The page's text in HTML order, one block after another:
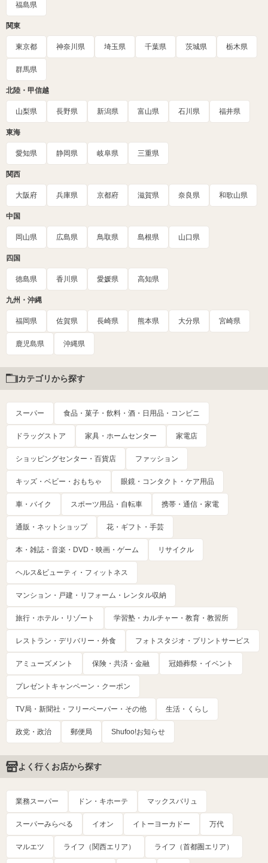
福島県
関東
東京都 神奈川県 埼玉県 千葉県 茨城県 栃木県
群馬県
北陸・甲信越
山梨県 長野県 新潟県 富山県 石川県 福井県
東海
愛知県 静岡県 岐阜県 三重県
関西
大阪府 兵庫県 京都府 滋賀県 奈良県 和歌山県
中国
岡山県 広島県 鳥取県 島根県 山口県
四国
徳島県 香川県 愛媛県 高知県
九州・沖縄
福岡県 佐賀県 長崎県 熊本県 大分県 宮崎県
鹿児島県 沖縄県
カテゴリから探す
スーパー 食品・菓子・飲料・酒・日用品・コンビニ
ドラッグストア 家具・ホームセンター 家電店
ショッピングセンター・百貨店 ファッション
キッズ・ベビー・おもちゃ 眼鏡・コンタクト・ケア用品
車・バイク スポーツ用品・自転車 携帯・通信・家電
通販・ネットショップ 花・ギフト・手芸
本・雑誌・音楽・DVD・映画・ゲーム リサイクル
ヘルス&ビューティ・フィットネス
マンション・戸建・リフォーム・レンタル収納
旅行・ホテル・リゾート 学習塾・カルチャー・教育・教習所
レストラン・デリバリー・外食 フォトスタジオ・プリントサービス
アミューズメント 保険・共済・金融 冠婚葬祭・イベント
プレゼントキャンペーン・クーポン
TV局・新聞社・フリーペーパー・その他 生活・くらし
政党・政治 郵便局 Shufoo!お知らせ
よく行くお店から探す
業務スーパー ドン・キホーテ マックスバリュ
スーパーみらべる イオン イトーヨーカドー 万代
マルエツ ライフ（関西エリア） ライフ（首都圏エリア）